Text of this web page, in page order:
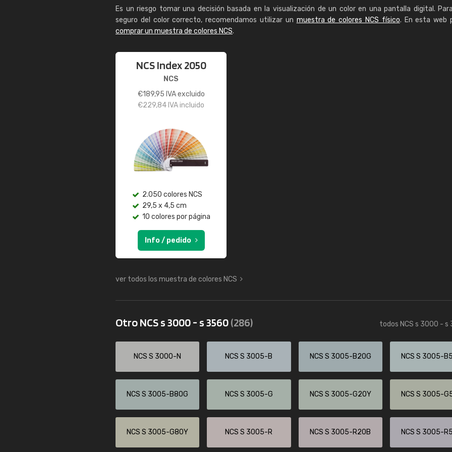
Es un riesgo tomar una decisión basada en la visualización de un color en una pantalla digital.
seguro del color correcto, recomendamos utilizar un muestra de colores NCS físico. En esta web
comprar un muestra de colores NCS.
NCS Index 2050
NCS
€189,95 IVA excluido
€229,84 IVA incluido
2.050 colores NCS
29,5 x 4,5 cm
10 colores por página
Info / pedido
ver todos los muestra de colores NCS
Otro NCS s 3000 - s 3560(286) todos NCS s 3000 - s
NCS S 3000-N NCS S 3005-B NCS S 3005-B20G NCS S 3005-
NCS S 3005-B80G NCS S 3005-G NCS S 3005-G20Y NCS S 3005-
NCS S 3005-G80Y NCS S 3005-R NCS S 3005-R20B NCS S 3005-